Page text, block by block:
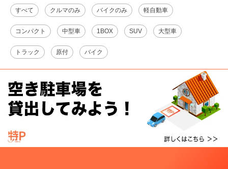
すべて クルマのみ バイクのみ 軽自動車
コンパクト 中型車 1BOX SUV 大型車
トラック 原付 バイク